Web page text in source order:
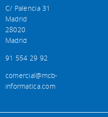
C/ Palencia 31
Madrid
28020
Madrid
91 554 29 92
comercial@mcb-
informatica.com